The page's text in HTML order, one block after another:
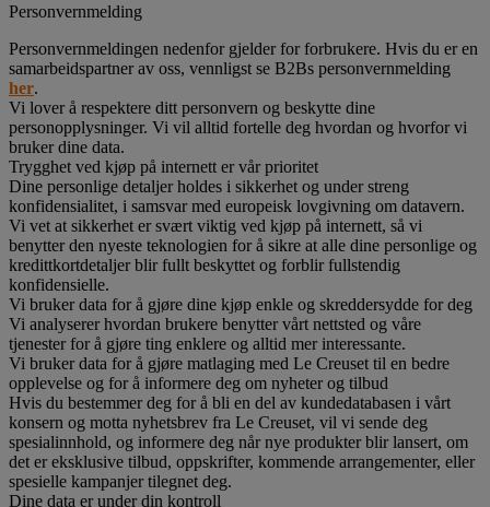
Personvernmelding
Personvernmeldingen nedenfor gjelder for forbrukere. Hvis du er en
samarbeidspartner av oss, vennligst se B2Bs personvernmelding
her.
Vi lover å respektere ditt personvern og beskytte dine
personopplysninger. Vi vil alltid fortelle deg hvordan og hvorfor vi
bruker dine data.
Trygghet ved kjøp på internett er vår prioritet
Dine personlige detaljer holdes i sikkerhet og under streng
konfidensialitet, i samsvar med europeisk lovgivning om datavern.
Vi vet at sikkerhet er svært viktig ved kjøp på internett, så vi
benytter den nyeste teknologien for å sikre at alle dine personlige og
kredittkortdetaljer blir fullt beskyttet og forblir fullstendig
konfidensielle.
Vi bruker data for å gjøre dine kjøp enkle og skreddersydde for deg
Vi analyserer hvordan brukere benytter vårt nettsted og våre
tjenester for å gjøre ting enklere og alltid mer interessante.
Vi bruker data for å gjøre matlaging med Le Creuset til en bedre
opplevelse og for å informere deg om nyheter og tilbud
Hvis du bestemmer deg for å bli en del av kundedatabasen i vårt
konsern og motta nyhetsbrev fra Le Creuset, vil vi sende deg
spesialinnhold, og informere deg når nye produkter blir lansert, om
det er eksklusive tilbud, oppskrifter, kommende arrangementer, eller
spesielle kampanjer tilegnet deg.
Dine data er under din kontroll